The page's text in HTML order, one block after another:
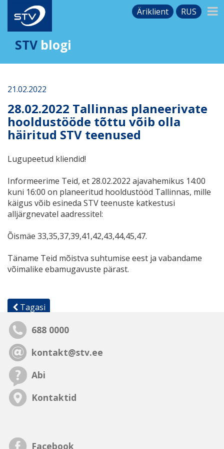
Äriklient RUS
STV blogi
21.02.2022
28.02.2022 Tallinnas planeerivate
hooldustööde tõttu võib olla
häiritud STV teenused
Lugupeetud kliendid!
Informeerime Teid, et 28.02.2022 ajavahemikus 14:00
kuni 16:00 on planeeritud hooldustööd Tallinnas, mille
käigus võib esineda STV teenuste katkestusi
alljärgnevatel aadressitel:
Õismäe 33,35,37,39,41,42,43,44,45,47.
Täname Teid mõistva suhtumise eest ja vabandame
võimalike ebamugavuste pärast.
Tagasi
688 0000
kontakt@stv.ee
Abi
Kontaktid
Facebook